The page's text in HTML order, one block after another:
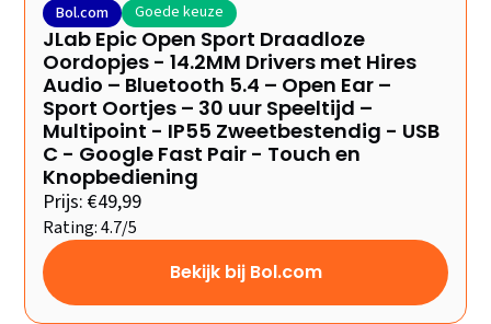
Bol.com Goede keuze
JLab Epic Open Sport Draadloze
Oordopjes - 14.2MM Drivers met Hires
Audio – Bluetooth 5.4 – Open Ear –
Sport Oortjes – 30 uur Speeltijd –
Multipoint - IP55 Zweetbestendig - USB
C - Google Fast Pair - Touch en
Knopbediening
Prijs: €49,99
Rating: 4.7/5
Bekijk bij Bol.com